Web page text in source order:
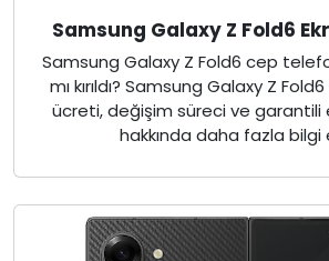
Samsung Galaxy Z Fold6
Samsung Galaxy Z Fold6 cep
mı kırıldı? Samsung Galaxy Z
ücreti, değişim süreci ve garantili
hakkında daha fazla bilgi